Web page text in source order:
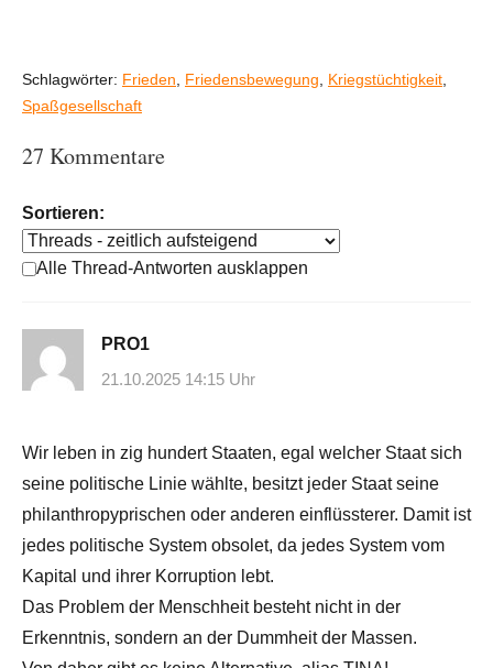
Schlagwörter: Frieden, Friedensbewegung, Kriegstüchtigkeit,
Spaßgesellschaft
27 Kommentare
Sortieren:
Alle Thread-Antworten ausklappen
PRO1
21.10.2025 14:15 Uhr
Wir leben in zig hundert Staaten, egal welcher Staat sich
seine politische Linie wählte, besitzt jeder Staat seine
philanthropyprischen oder anderen einflüssterer. Damit ist
jedes politische System obsolet, da jedes System vom
Kapital und ihrer Korruption lebt.
Das Problem der Menschheit besteht nicht in der
Erkenntnis, sondern an der Dummheit der Massen.